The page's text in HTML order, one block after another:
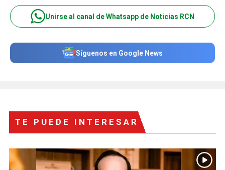
Unirse al canal de Whatsapp de Noticias RCN
Síguenos en Google News
TE PUEDE INTERESAR